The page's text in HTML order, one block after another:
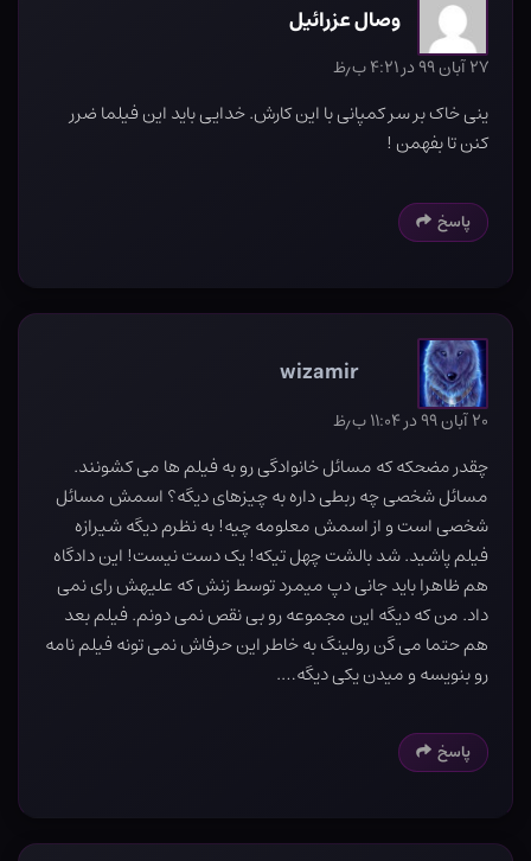
وصال عزرائیل
۲۷ آبان ۹۹ در ۴:۲۱ ب٫ظ
ینی خاک بر سر کمپانی با این کارش. خدایی باید این فیلما ضرر
کنن تا بفهمن !
پاسخ
wizamir
۲۰ آبان ۹۹ در ۱۱:۰۴ ب٫ظ
چقدر مضحکه که مسائل خانوادگی رو به فیلم ها می کشونند.
مسائل شخصی چه ربطی داره به چیزهای دیگه؟ اسمش مسائل
شخصی است و از اسمش معلومه چیه! به نظرم دیگه شیرازه
فیلم پاشید. شد بالشت چهل تیکه! یک دست نیست! این دادگاه
هم ظاهرا باید جانی دپ میمرد توسط زنش که علیهش رای نمی
داد. من که دیگه این مجموعه رو بی نقص نمی دونم. فیلم بعد
هم حتما می گن رولینگ به خاطر این حرفاش نمی تونه فیلم نامه
رو بنویسه و میدن یکی دیگه….
پاسخ